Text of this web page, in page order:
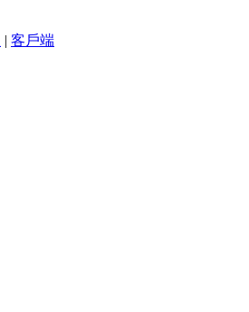
| 客戶端